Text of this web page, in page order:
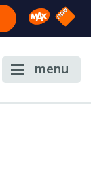
Omroep
NPO
menu